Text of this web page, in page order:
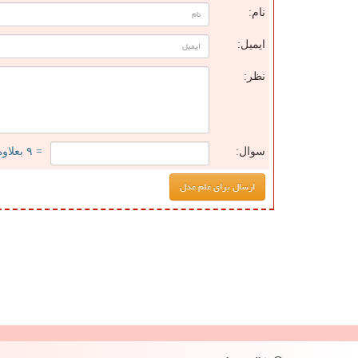
نام:
ایمیل:
نظر:
سوال: = ۹ بعلاوه ۳